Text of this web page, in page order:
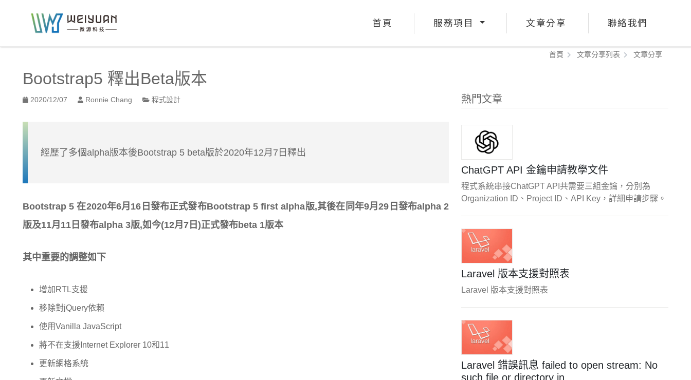
首頁 服務項目 文章分享 聯絡我們
首頁 文章分享列表 文章分享
Bootstrap5 釋出Beta版本
2020/12/07 Ronnie Chang 程式設計
經歷了多個alpha版本後Bootstrap 5 beta版於2020年12月7日釋出
Bootstrap 5 在2020年6月16日發布正式發布Bootstrap 5 first alpha版,其後在同年9月29日發布alpha 2
版及11月11日發布alpha 3版,如今(12月7日)正式發布beta 1版本
其中重要的調整如下
增加RTL支援
移除對jQuery依賴
使用Vanilla JavaScript
將不在支援Internet Explorer 10和11
更新網格系統
熱門文章
ChatGPT API 金鑰申請教學文件
程式系統串接ChatGPT API共需要三組金鑰，分別為
Organization ID、Project ID、API Key，詳細申請步驟。
Laravel 版本支援對照表
Laravel 版本支援對照表
Laravel 錯誤訊息 failed to open stream: No
such file or directory in